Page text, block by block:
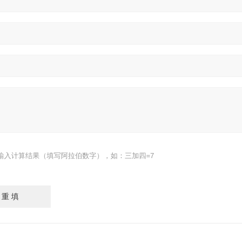
入计算结果（填写阿拉伯数字），如：三加四=7